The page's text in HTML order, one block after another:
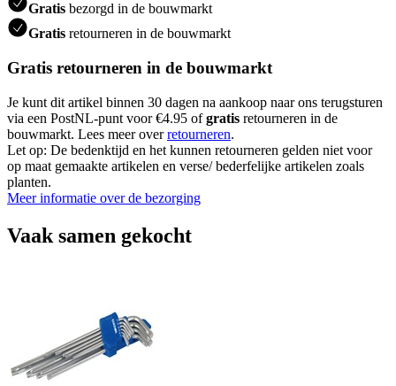
Gratis bezorgd in de bouwmarkt
Gratis retourneren in de bouwmarkt
Gratis retourneren in de bouwmarkt
Je kunt dit artikel binnen 30 dagen na aankoop naar ons terugsturen
via een PostNL-punt voor €4.95 ofgratis retourneren in de
bouwmarkt. Lees meer overretourneren.
Let op: De bedenktijd en het kunnen retourneren gelden niet voor
op maat gemaakte artikelen en verse/ bederfelijke artikelen zoals
planten.
Meer informatie over de bezorging
Vaak samen gekocht